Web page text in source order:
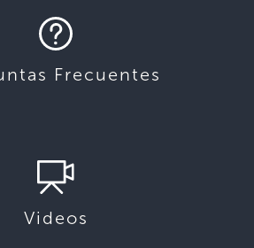
Frecuentes
Videos